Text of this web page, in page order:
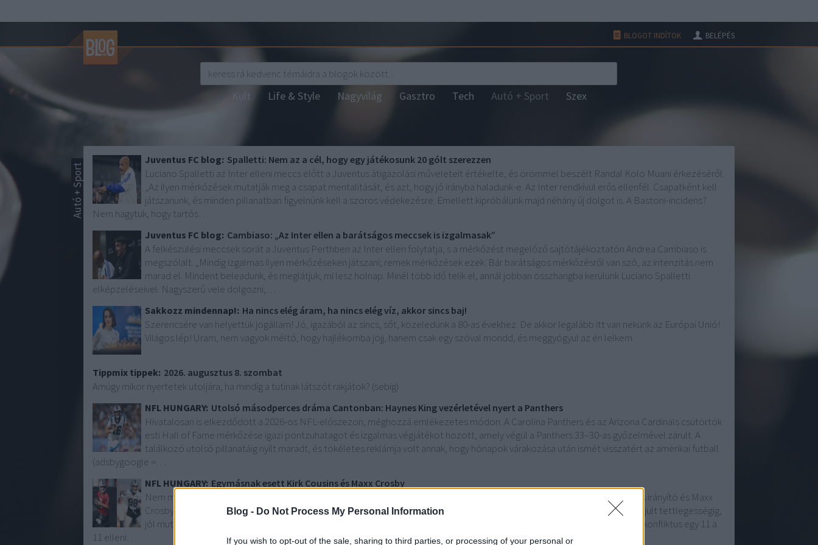
Blog - Do Not Process My Personal Information
If you wish to opt-out of the sale, sharing to third parties, or processing of your personal or
BELÉPÉS
BLOGOT INDÍTOK
Life & Style Nagyvilág Gasztro Tech Autó + Sport Szex
Autó + Sport
Juventus FC blog: Spalletti: Nem az a cél, hogy egy játékosunk 20 gólt szerezzen
Luciano Spalletti az Inter elleni meccs előtt a Juventus átigazolási műveleteit értékelte, és örömmel beszélt Randal Kolo Muani érkezéséről.
„Az ilyen mérkőzések mutatják meg a csapat mentalitását, és azt, hogy jó irányba haladunk-e. Az Inter rendkívül erős ellenfél. Csapatként kell
játszanunk, és minden pillanatban figyelnünk kell a szoros védekezésre. Emellett kipróbálunk majd néhány új dolgot is. A Bastoni-incidens?
Nem hagytuk, hogy tartós…
Juventus FC blog: Cambiaso: „Az Inter ellen a barátságos meccsek is izgalmasak”
A felkészülési meccsek sorát a Juventus Perthben az Inter ellen folytatja, s a mérkőzést megelőző sajtótájékoztatón Andrea Cambiaso is
megszólalt. „Mindig izgalmas ilyen mérkőzéseken játszani; remek mérkőzések ezek. Bár barátságos mérkőzésről van szó, az intenzitás nem
marad el. Mindent beleadunk, és meglátjuk, mi lesz holnap. Minél több idő telik el, annál jobban összhangba kerülünk Luciano Spalletti
elképzeléseivel. Nagyszerű vele dolgozni,…
Sakkozz mindennap!: Ha nincs elég áram, ha nincs elég víz, akkor sincs baj!
Szerencsére van helyettük jogállam! Jó, igazából az sincs, sőt, közeledünk a 80-as évekhez. De akkor legalább itt van nekünk az Európai Unió!
Világos lép! Uram, nem vagyok méltó, hogy hajlékomba jöjj, hanem csak egy szóval mondd, és meggyógyul az én lelkem.
Tippmix tippek: 2026. augusztus 8. szombat
Amúgy mikor nyertetek utoljára, ha mindíg a tutinak látszót rakjátok? (sebig)
NFL HUNGARY: Utolsó másodperces dráma Cantonban: Haynes King vezérletével nyert a Panthers
Hivatalosan is elkezdődött a 2026-os NFL-előszezon, méghozzá emlékezetes módon. A Carolina Panthers és az Arizona Cardinals csütörtök
esti Hall of Fame mérkőzése igazi pontzuhatagot és izgalmas végjátékot hozott, amely végül a Panthers 33–30-as győzelmével zárult. A
találkozó utolsó pillanatáig nyílt maradt, és tökéletes reklámja volt annak, hogy hónapok várakozása után ismét visszatért az amerikai futball.
(adsbygoogle =…
NFL HUNGARY: Egymásnak esett Kirk Cousins és Maxx Crosby
Nem mindennapi jelenet zavarta meg a Las Vegas Raiders pénteki edzését. A csapat két meghatározó vezére, Kirk Cousins irányító és Maxx
Crosby defensive end között komoly összetűzés alakult ki, amely rövid időre megállította a gyakorlást. Bár az eset nem fajult tettlegességig,
jól mutatta, milyen intenzitással készül a Raiders a 2026-os szezonra. (adsbygoogle = window.adsbygoogle || []).push({}); A konfliktus egy 11 a
11 elleni…